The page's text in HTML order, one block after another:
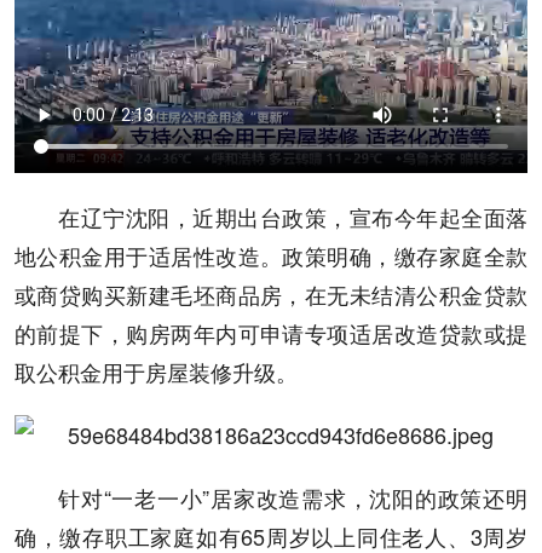
在辽宁沈阳，近期出台政策，宣布今年起全面落
地公积金用于适居性改造。政策明确，缴存家庭全款
或商贷购买新建毛坯商品房，在无未结清公积金贷款
的前提下，购房两年内可申请专项适居改造贷款或提
取公积金用于房屋装修升级。
针对“一老一小”居家改造需求，沈阳的政策还明
确，缴存职工家庭如有65周岁以上同住老人、3周岁